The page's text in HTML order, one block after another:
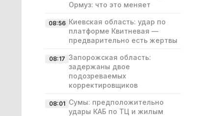
Ормуз: что это меняет
08:56 Киевская область: удар по
платформе Квитневая —
предварительно есть жертвы
08:17 Запорожская область:
задержаны двое
подозреваемых
корректировщиков
08:01 Сумы: предположительно
удары КАБ по ТЦ и жилым